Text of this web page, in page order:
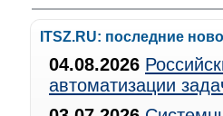
ITSZ.RU: последние
04.08.2026
автоматизации